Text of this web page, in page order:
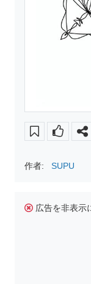
作者: SUPU
広告を非表示